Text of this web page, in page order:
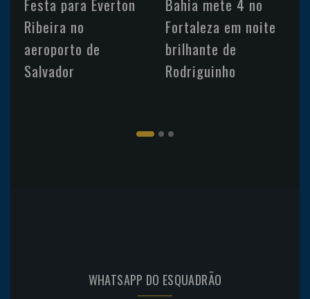
Festa para Everton
Ribeira no
aeroporto de
Salvador
Bahia mete 4 no
Fortaleza em noite
brilhante de
Rodriguinho
WHATSAPP DO ESQUADRÃO